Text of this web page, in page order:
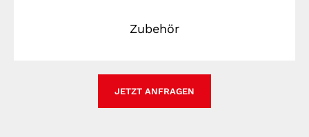
Zubehör
JETZT ANFRAGEN